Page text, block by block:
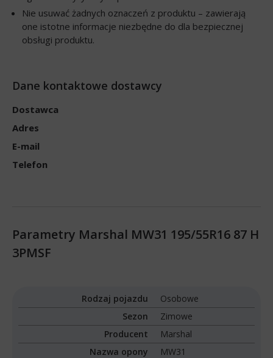
Nie usuwać żadnych oznaczeń z produktu – zawierają
one istotne informacje niezbędne do dla bezpiecznej
obsługi produktu.
Dane kontaktowe dostawcy
Dostawca
Adres
E-mail
Telefon
Parametry Marshal MW31 195/55R16 87 H
3PMSF
Rodzaj pojazdu
Osobowe
Sezon
Zimowe
Producent
Marshal
Nazwa opony
MW31